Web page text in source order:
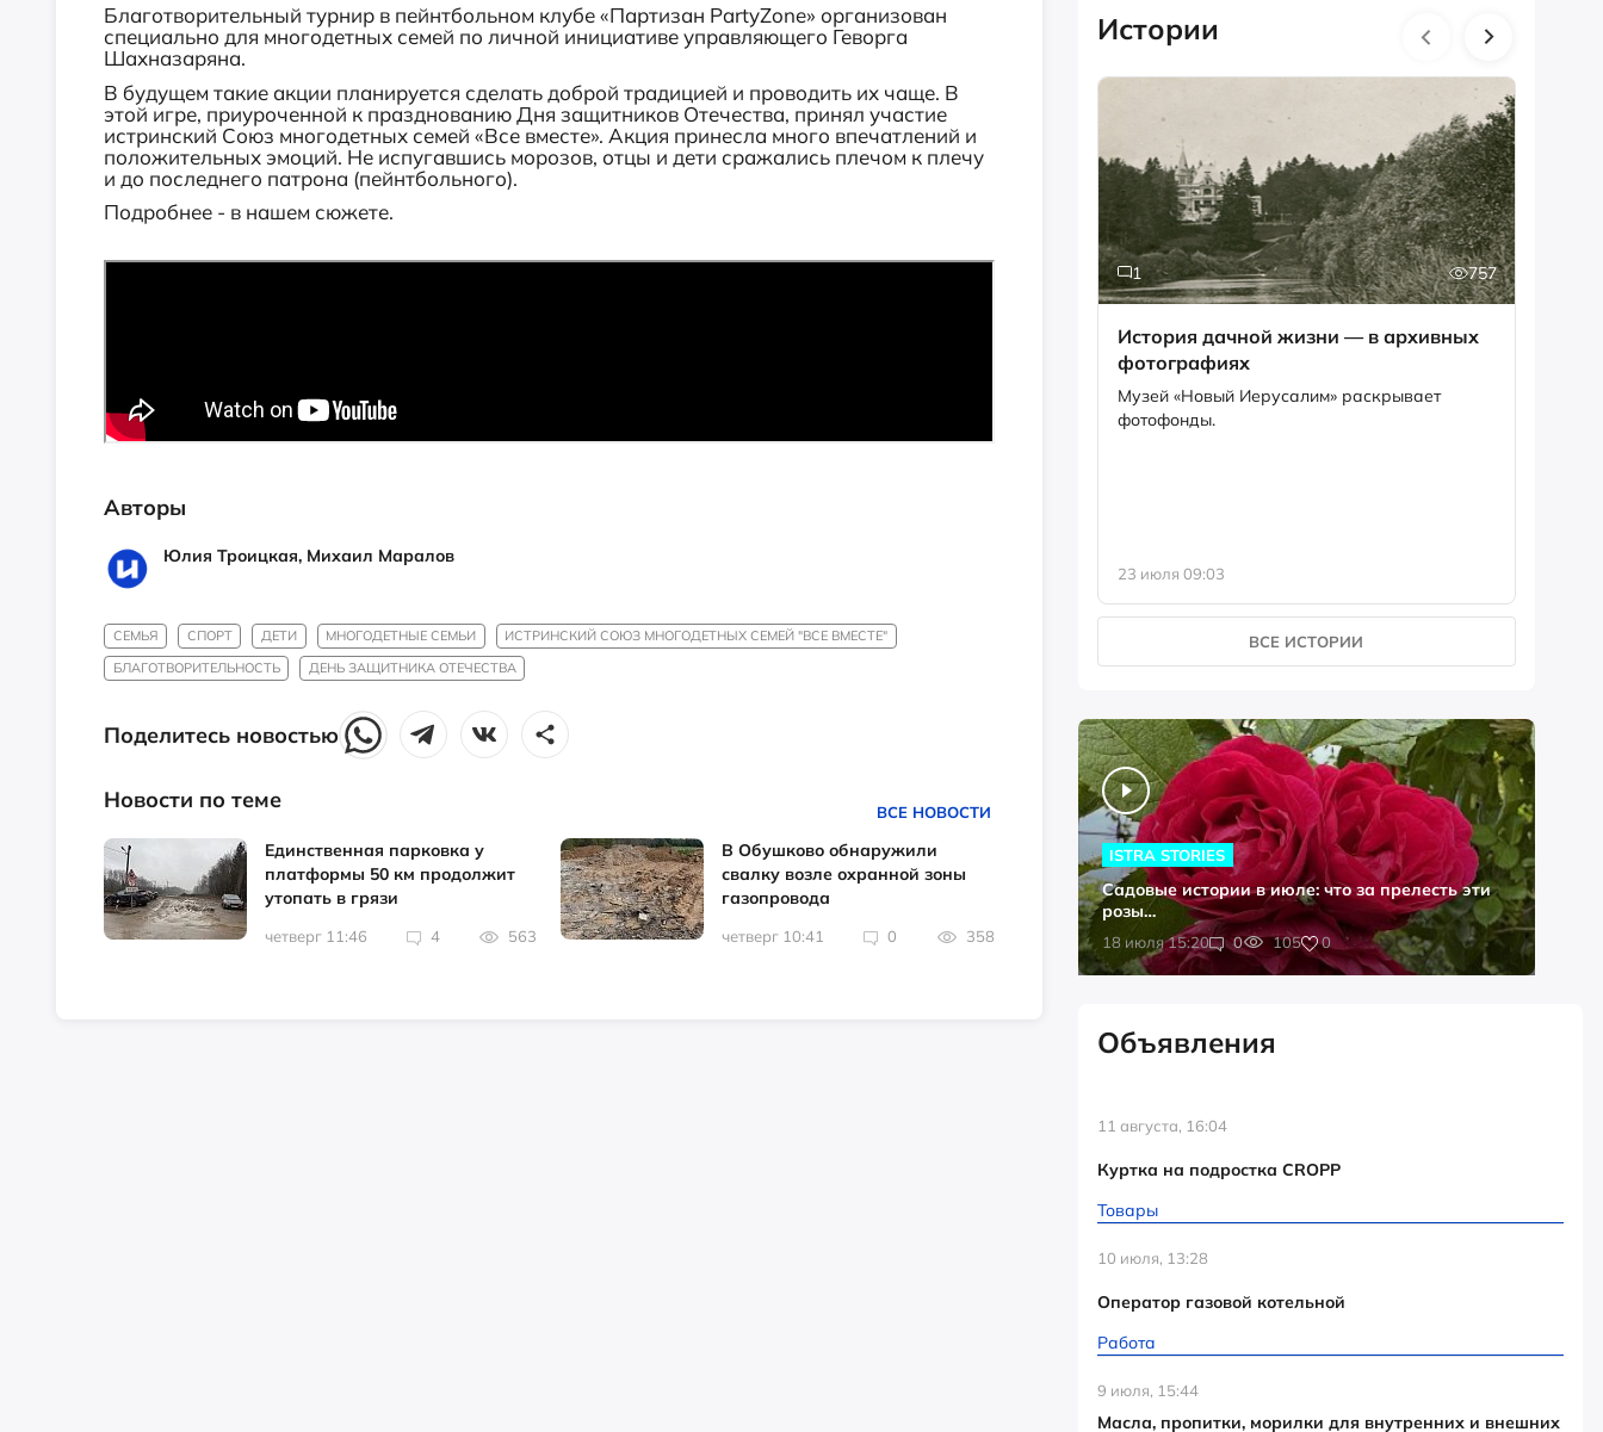
Благотворительный турнир в пейнтбольном клубе «Партизан PartyZone» организован
специально для многодетных семей по личной инициативе управляющего Геворга
Шахназаряна.
В будущем такие акции планируется сделать доброй традицией и проводить их чаще. В
этой игре, приуроченной к празднованию Дня защитников Отечества, принял участие
истринский Союз многодетных семей «Все вместе». Акция принесла много впечатлений и
положительных эмоций. Не испугавшись морозов, отцы и дети сражались плечом к плечу
и до последнего патрона (пейнтбольного).
Подробнее - в нашем сюжете.
Авторы
Юлия Троицкая, Михаил Маралов
СЕМЬЯ СПОРТ ДЕТИ МНОГОДЕТНЫЕ СЕМЬИ
ИСТРИНСКИЙ СОЮЗ МНОГОДЕТНЫХ СЕМЕЙ "ВСЕ ВМЕСТЕ"
БЛАГОТВОРИТЕЛЬНОСТЬ
ДЕНЬ ЗАЩИТНИКА ОТЕЧЕСТВА
Поделитесь новостью
Новости по теме ВСЕ НОВОСТИ
Единственная парковка у
платформы 50 км продолжит
утопать в грязи
четверг 11:46 4 563
В Обушково обнаружили
свалку возле охранной зоны
газопровода
четверг 10:41 0 358
Истории
1 757
История дачной жизни — в архивных
фотографиях
Музей «Новый Иерусалим» раскрывает
фотофонды.
23 июля 09:03
ВСЕ ИСТОРИИ
18 июля 15:20 0 105 0
ISTRA STORIES
Садовые истории в июле: что за прелесть эти
розы…
Объявления
11 августа, 16:04
Куртка на подростка CROPP
Товары
10 июля, 13:28
Оператор газовой котельной
Работа
9 июля, 15:44
Масла, пропитки, морилки для внутренних и внешних